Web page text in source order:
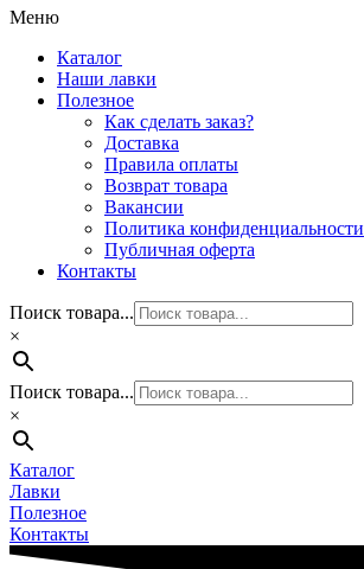
Меню
Каталог
Наши лавки
Полезное
Как сделать заказ?
Доставка
Правила оплаты
Возврат товара
Вакансии
Политика конфиденциальности
Публичная оферта
Контакты
Поиск товара...
×
Поиск товара...
×
Каталог
Лавки
Полезное
Контакты